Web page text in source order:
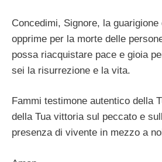
Concedimi, Signore, la
opprime per la morte delle
possa riacquistare pace e gioia
sei la risurrezione e la vita.
Fammi testimone autentico della
della Tua vittoria sul peccato e
presenza di vivente in mezzo a